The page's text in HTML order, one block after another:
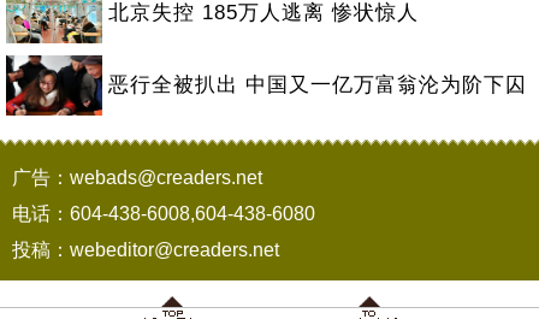
北京失控 185万人逃离 惨状惊人
恶行全被扒出 中国又一亿万富翁沦为阶下囚
广告：webads@creaders.net
电话：604-438-6008,604-438-6080
投稿：webeditor@creaders.net